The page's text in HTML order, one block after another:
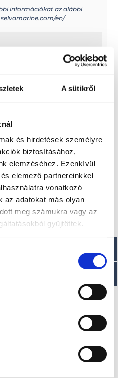
A sütikről
és hirdetések személyre
biztosításához,
elemzéséhez. Ezenkívül
elemező partnereinkkel
vonatkozó
az adatokat más olyan
meg számukra vagy az
gyűjtöttek.
információkat az alábbi
en/
kérek!